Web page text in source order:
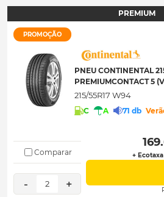
PREMIUM
PROMOÇÃO
PNEU CONTINENTAL
PREMIUMCONTACT 5
215/55R17 W94
C A 71 db
Comparar
- 2 +
+